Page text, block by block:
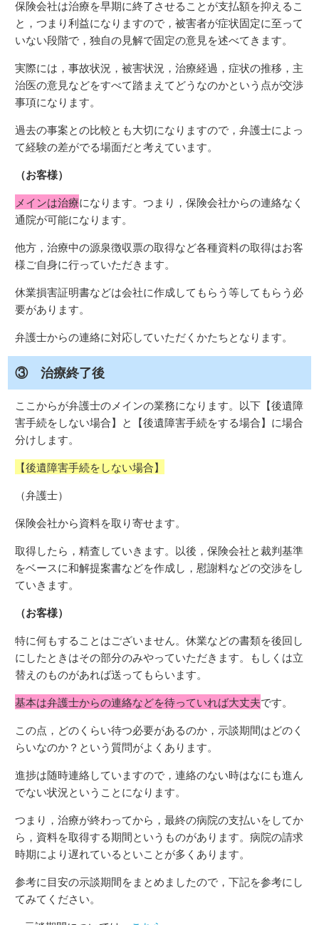
保険会社は治療を早期に終了させることが支払額を抑えるこ
と，つまり利益になりますので，被害者が症状固定に至って
いない段階で，独自の見解で固定の意見を述べてきます。
実際には，事故状況，被害状況，治療経過，症状の推移，主
治医の意見などをすべて踏まえてどうなのかという点が交渉
事項になります。
過去の事案との比較とも大切になりますので，弁護士によっ
て経験の差がでる場面だと考えています。
（お客様）
メインは治療になります。つまり，保険会社からの連絡なく
通院が可能になります。
他方，治療中の源泉徴収票の取得など各種資料の取得はお客
様ご自身に行っていただきます。
休業損害証明書などは会社に作成してもらう等してもらう必
要があります。
弁護士からの連絡に対応していただくかたちとなります。
③ 治療終了後
ここからが弁護士のメインの業務になります。以下【後遺障
害手続をしない場合】と【後遺障害手続をする場合】に場合
分けします。
【後遺障害手続をしない場合】
（弁護士）
保険会社から資料を取り寄せます。
取得したら，精査していきます。以後，保険会社と裁判基準
をベースに和解提案書などを作成し，慰謝料などの交渉をし
ていきます。
（お客様）
特に何もすることはございません。休業などの書類を後回し
にしたときはその部分のみやっていただきます。もしくは立
替えのものがあれば送ってもらいます。
基本は弁護士からの連絡などを待っていれば大丈夫です。
この点，どのくらい待つ必要があるのか，示談期間はどのく
らいなのか？という質問がよくあります。
進捗は随時連絡していますので，連絡のない時はなにも進ん
でない状況ということになります。
つまり，治療が終わってから，最終の病院の支払いをしてか
ら，資料を取得する期間というものがあります。病院の請求
時期により遅れているといことが多くあります。
参考に目安の示談期間をまとめましたので，下記を参考にし
てみてください。